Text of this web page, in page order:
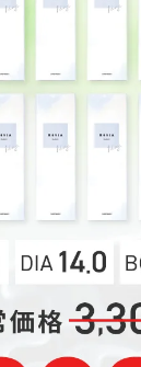
カラコン・
クリアコ